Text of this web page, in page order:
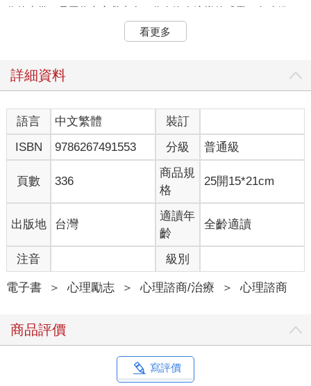
你的疲憊，是因為內心戲太多。你有沒有這樣的感覺：有時候，
明明一天的工作都很輕鬆，最多的時間是無所事事地抱著手機刷
社群軟體的好友動態，可是晚上身體碰到床的那一刻，依然覺得
「心理師，為什麼我明明什麼都沒做，一天下來卻依然覺得
一份穩定、清閒的工作，大多數的時間裡，她的工作給人一種只
要出現在辦公室就好的感覺。珊珊就這樣靠著刷網頁、喝茶、線
上和朋友聊天，過著屬於自己的一天。可是她並不覺得輕鬆。於
是，我又和她回溯了她一天的心理活動，結果發現了另一個故
事。
早上，和主管一起進電梯，說了一聲「經理好」，就傻傻地盯著
電梯上的數字，不知做何反應。於是，從下電梯的那一刻，她就
在想主管會不會覺得自己不夠熱情或者覺得自己有些木訥、不善
交際。就這樣，珊珊一邊害怕主管對自己的看法，一邊對自己的
行為感到懊惱，時間就這樣過了一個上午。
中午，同事小李約她一起吃飯，她想到自己正在減肥，就說：
「我今天帶午餐了，就不和你一起吃了。」話是說出去了，可是
樣會不會讓人家感到沒面子……
好不容易下班了，珊珊看一眼小孩的家長群組，一個家長指責她
幫小孩報了一個質優價廉的夏令營，也不跟大家說一聲。珊珊覺
得憋屈，想懟回去，又擔心別人說她素質低，想了想，便忍了下
看更多
詳細資料
語言 中文繁體
裝訂
ISBN
9786267491553 分級 普通級
頁數 336
商品規
格
25開15*21cm
出版地 台灣
適讀年
齡
全齡適讀
注音 級別
電子書 ＞ 心理勵志 ＞ 心理諮商/治療 ＞ 心理諮商
商品評價
寫評價